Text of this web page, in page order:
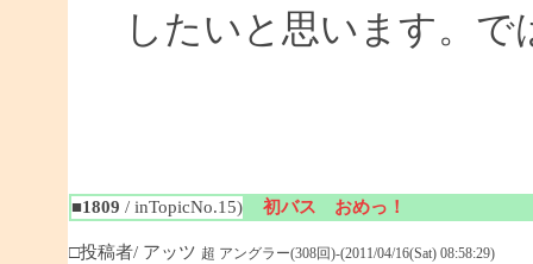
したいと思います。で
■1809 / inTopicNo.15) 初バス おめっ！
□投稿者/ アッツ 超 アングラー(308回)-(2011/04/16(Sat) 08:58:29)